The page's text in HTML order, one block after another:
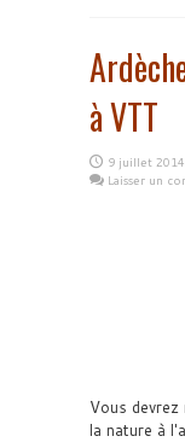
à VTT
9 juillet 2014
Laisser un
Vous devrez
la nature à